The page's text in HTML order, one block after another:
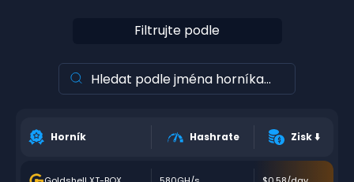
Filtrujte podle
Horník Hashrate Zisk⬇️